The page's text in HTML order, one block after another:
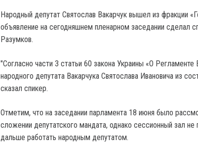
Народный депутат Святослав Вакарчук вышел из фракции
объявление на сегодняшнем пленарном заседании сделал
Разумков.
"Согласно части 3 статьи 60 закона Украины «О
народного депутата Вакарчука Святослава Ивановича из
сказал спикер.
Отметим, что на заседании парламента 18 июня было
сложении депутатского мандата, однако сессионный зал
дальше работать народным депутатом.